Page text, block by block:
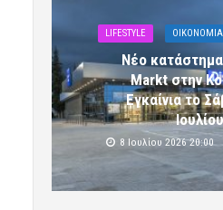
LIFESTYLE OIKONOMIA
Νέο
Markt στην
Εγκαίνια το
8 Ιουλίου 2026 20:00